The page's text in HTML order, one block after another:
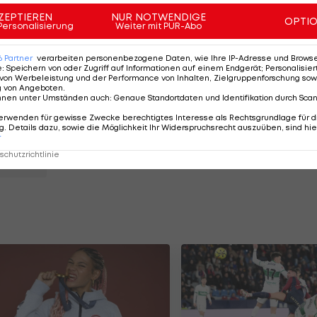
Padilla auf 1:3, der Sieg der Fuhrmann-Truppe ist
Österreich Dritter in der Gruppe 4 (sieben Zähler)
Deutschland (16.7.) stellen.
NUR NOTWENDIGE
Weiter mit PUR-Abo
Partner verarbeiten personenbezogene Daten, wie Ihre IP-Adresse und
: Speichern von oder Zugriff auf Informationen auf einem Endgerät;
Werbeleistung und der Performance von Inhalten, Zielgruppenforschung
von Angeboten.
unter Umständen auch: Genaue Standortdaten und Identifikation durch
für gewisse Zwecke berechtigtes Interesse als Rechtsgrundlage für
Details dazu, sowie die Möglichkeit Ihr Widerspruchsrecht auszuüben, sind